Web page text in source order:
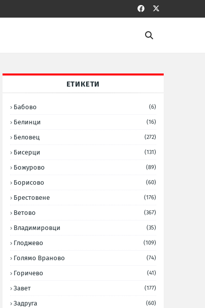
ЕТИКЕТИ
Бабово (6)
Белинци (16)
Беловец (272)
Бисерци (131)
Божурово (89)
Борисово (60)
Брестовене (176)
Ветово (367)
Владимировци (35)
Глоджево (109)
Голямо Враново (74)
Горичево (41)
Завет (177)
Задруга (60)